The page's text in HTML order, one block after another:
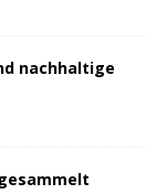
nachhaltige